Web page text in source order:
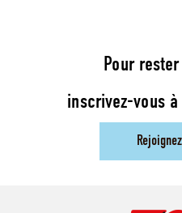
Pour
inscrivez-vous